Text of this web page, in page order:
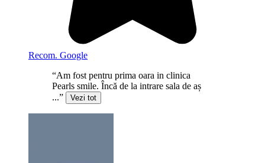
Recom. Google
“Am fost pentru prima oara in clinica
Pearls smile. Încă de la intrare sala de aș
...”
Vezi tot